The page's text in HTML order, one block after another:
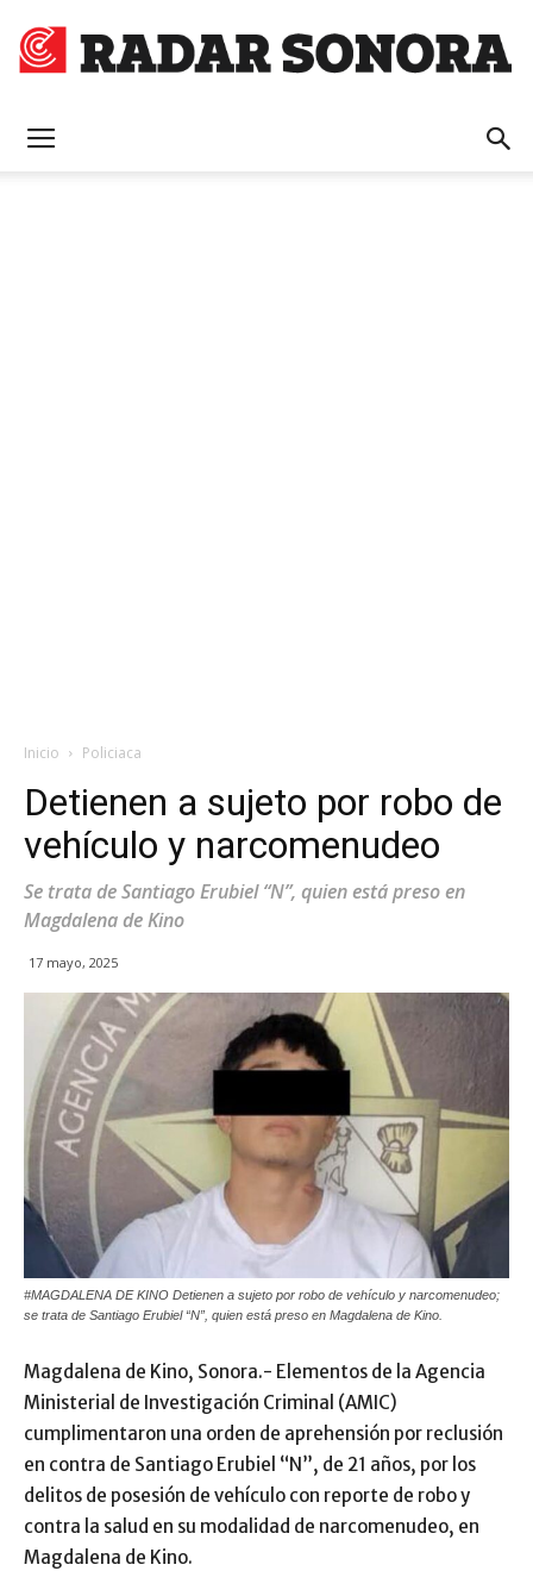
Inicio Policiaca
Detienen a sujeto por robo de
vehículo y narcomenudeo
Se trata de Santiago Erubiel “N”, quien está preso en
Magdalena de Kino
17 mayo, 2025
#MAGDALENA DE KINO Detienen a sujeto por robo de vehículo y narcomenudeo;
se trata de Santiago Erubiel “N”, quien está preso en Magdalena de Kino.
Magdalena de Kino, Sonora.- Elementos de la Agencia
Ministerial de Investigación Criminal (AMIC)
cumplimentaron una orden de aprehensión por reclusión
en contra de Santiago Erubiel “N”, de 21 años, por los
delitos de posesión de vehículo con reporte de robo y
contra la salud en su modalidad de narcomenudeo, en
Magdalena de Kino.